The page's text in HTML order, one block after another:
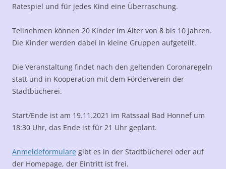
Ratespiel und für jedes Kind eine Überraschung.
Teilnehmen können 20 Kinder im Alter von 8 bis 10 Jahren.
Die Kinder werden dabei in kleine Gruppen aufgeteilt.
Die Veranstaltung findet nach den geltenden Coronaregeln
statt und in Kooperation mit dem Förderverein der
Stadtbücherei.
Start/Ende ist am 19.11.2021 im Ratssaal Bad Honnef um
18:30 Uhr, das Ende ist für 21 Uhr geplant.
Anmeldeformulare gibt es in der Stadtbücherei oder auf
der Homepage, der Eintritt ist frei.